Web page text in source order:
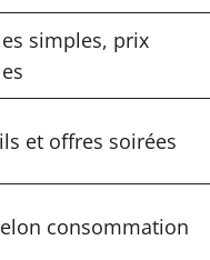
simples, prix
et offres soirées
consommation